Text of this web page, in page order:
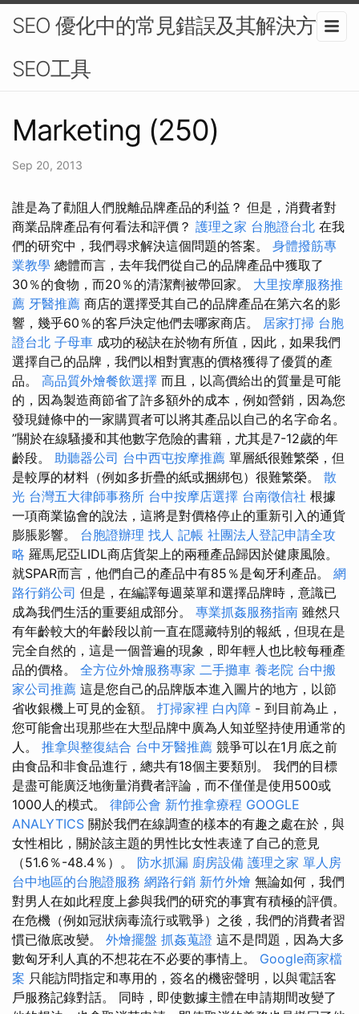
SEO 優化中的常見錯誤及其解決方法-
SEO工具
Marketing (250)
Sep 20, 2013
誰是為了勸阻人們脫離品牌產品的利益？ 但是，消費者對
商業品牌產品有何看法和評價？ 護理之家 台胞證台北 在我
們的研究中，我們尋求解決這個問題的答案。 身體撥筋專
業教學 總體而言，去年我們從自己的品牌產品中獲取了
30％的食物，而20％的清潔劑被帶回家。 大里按摩服務推
薦 牙醫推薦 商店的選擇受其自己的品牌產品在第六名的影
響，幾乎60％的客戶決定他們去哪家商店。 居家打掃 台胞
證台北 子母車 成功的秘訣在於物有所值，因此，如果我們
選擇自己的品牌，我們以相對實惠的價格獲得了優質的產
品。 高品質外燴餐飲選擇 而且，以高價給出的質量是可能
的，因為製造商節省了許多額外的成本，例如營銷，因為您
發現鏈條中的一家購買者可以將其產品以自己的名字命名。
”關於在線騷擾和其他數字危險的書籍，尤其是7-12歲的年
齡段。 助聽器公司 台中西屯按摩推薦 單層紙很難繁榮，但
是較厚的材料（例如多折疊的紙或捆綁包）很難繁榮。 散
光 台灣五大律師事務所 台中按摩店選擇 台南徵信社 根據
一項商業協會的說法，這將是對價格停止的重新引入的通貨
膨脹影響。 台胞證辦理 找人 記帳 社團法人登記申請全攻
略 羅馬尼亞LIDL商店貨架上的兩種產品歸因於健康風險。
就SPAR而言，他們自己的產品中有85％是匈牙利產品。 網
路行銷公司 但是，在編譯每週菜單和選擇品牌時，意識已
成為我們生活的重要組成部分。 專業抓姦服務指南 雖然只
有年齡較大的年齡段以前一直在隱藏特別的報紙，但現在是
完全自然的，這是一個普遍的現象，即年輕人也比較每種產
品的價格。 全方位外燴服務專家 二手攤車 養老院 台中搬
家公司推薦 這是您自己的品牌版本進入圖片的地方，以節
省收銀機上可見的金額。 打掃家裡 白內障 - 到目前為止，
您可能會出現那些在大型品牌中廣為人知並堅持使用通常的
人。 推拿與整復結合 台中牙醫推薦 競爭可以在1月底之前
由食品和非食品進行，總共有18個主要類別。 我們的目標
是盡可能廣泛地衡量消費者評論，而不僅僅是使用500或
1000人的模式。 律師公會 新竹推拿療程 GOOGLE
ANALYTICS 關於我們在線調查的樣本的有趣之處在於，與
女性相比，關於該主題的男性比女性表達了自己的意見
（51.6％-48.4％）。 防水抓漏 廚房設備 護理之家 單人房
台中地區的台胞證服務 網路行銷 新竹外燴 無論如何，我們
對男人在如此程度上參與我們的研究的事實有積極的評價。
在危機（例如冠狀病毒流行或戰爭）之後，我們的消費者習
慣已徹底改變。 外燴擺盤 抓姦蒐證 這不是問題，因為大多
數匈牙利人真的不想花在不必要的事情上。 Google商家檔
案 只能訪問指定和專用的，簽名的機密聲明，以與電話客
戶服務記錄對話。 同時，即使數據主體在申請期間改變了